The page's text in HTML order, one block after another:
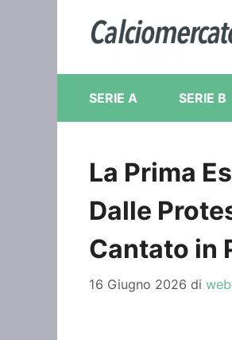
contenuto
SERIE A SERIE B
La Prima
Dalle
Cantato in
16 Giugno 2026 di